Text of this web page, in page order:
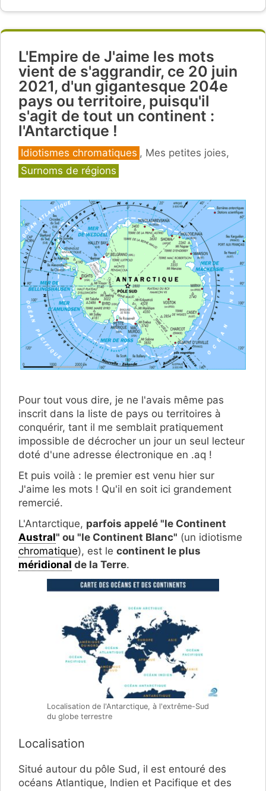
L'Empire de J'aime les mots
vient de s'aggrandir, ce 20 juin
2021, d'un gigantesque 204e
pays ou territoire, puisqu'il
s'agit de tout un continent :
l'Antarctique !
Catégories
Idiotismes chromatiques , Mes petites joies,
Surnoms de régions
Pour tout vous dire, je ne l'avais même pas
inscrit dans la liste de pays ou territoires à
conquérir, tant il me semblait pratiquement
impossible de décrocher un jour un seul lecteur
doté d'une adresse électronique en .aq !
Et puis voilà : le premier est venu hier sur
J'aime les mots ! Qu'il en soit ici grandement
remercié.
L'Antarctique, parfois appelé "le Continent
Austral" ou "le Continent Blanc" (un idiotisme
chromatique), est le continent le plus
méridional de la Terre.
Localisation de l'Antarctique, à l'extrême-Sud
du globe terrestre
Localisation
Situé autour du pôle Sud, il est entouré des
océans Atlantique, Indien et Pacifique et des